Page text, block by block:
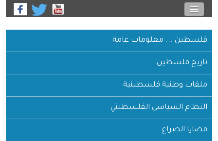
فلسطين ... معلومات عامة
تاريخ فلسطين
ملفات وطنية فلسطينية
النظام السياسي الفلسطيني
قضايا الصراع